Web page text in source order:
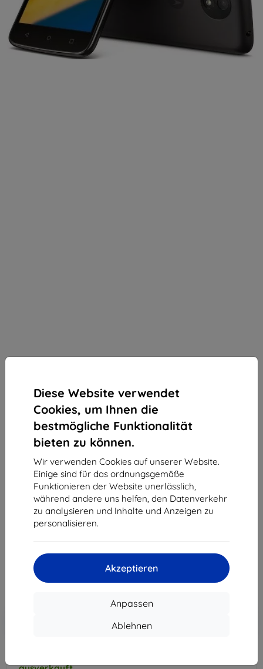
Diese Website verwendet
Cookies, um Ihnen die
bestmögliche Funktionalität
bieten zu können.
Wir verwenden Cookies auf unserer Website.
Einige sind für das ordnungsgemäße
Funktionieren der Website unerlässlich,
während andere uns helfen, den Datenverkehr
zu analysieren und Inhalte und Anzeigen zu
personalisieren.
Akzeptieren
Anpassen
Ablehnen
Mobiltelefon Motorola Moto C Plus 2GB Dual SIM -
Čierny (PA800123RO)
Kaufen Sie dieses Gerät und erhalten Sie
25%
Rabatt
auf sämtliches Zubehör dafür!
90,81 €